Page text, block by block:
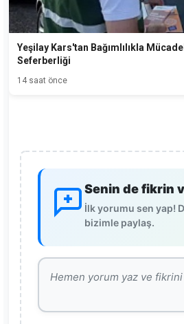
Yeşilay Kars'tan Bağımlılıkla
Seferberliği
14 saat önce
Senin de fikrin
İlk yorumu sen yap!
bizimle paylaş.